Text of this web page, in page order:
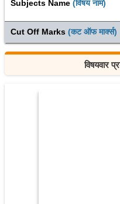
Subjects Name (विषय नाम)
Cut Off Marks (कट ऑफ मार्क्स)
विषयवार